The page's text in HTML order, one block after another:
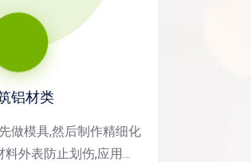
铝材类
做模具,然后制作精细化
外表防止划伤,应用领